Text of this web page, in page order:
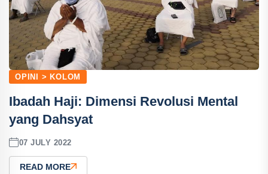
OPINI > KOLOM
Ibadah Haji: Dimensi Revolusi Mental
yang Dahsyat
07 JULY 2022
READ MORE